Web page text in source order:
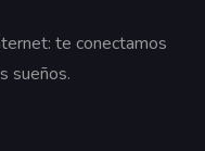
te conectamos
sueños.